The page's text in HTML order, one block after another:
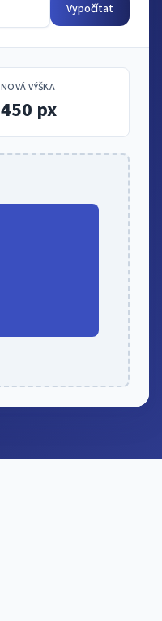
Vypočítat
NOVÁ VÝŠKA
450 px